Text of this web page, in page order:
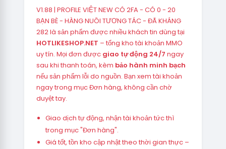
V1.88 | PROFILE VIỆT NEW CÓ 2FA - CÓ 0 - 20
BẠN BÈ - HÀNG NUÔI TƯƠNG TÁC - ĐÃ KHÁNG
282 là sản phẩm được nhiều khách tin dùng tại
HOTLIKESHOP.NET – tổng kho tài khoản MMO
uy tín. Mọi đơn được giao tự động 24/7 ngay
sau khi thanh toán, kèm bảo hành minh bạch
nếu sản phẩm lỗi do nguồn. Bạn xem tài khoản
ngay trong mục Đơn hàng, không cần chờ
duyệt tay.
Giao dịch tự động, nhận tài khoản tức thì
trong mục "Đơn hàng".
Giá tốt, tồn kho cập nhật theo thời gian thực –